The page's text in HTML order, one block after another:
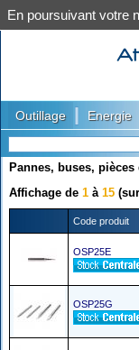
Outillage Energie
Pannes, buses, pièces
Affichage de 1 à 15 (sur
Code produit
OSP25E
OSP25G
En poursuivant votre